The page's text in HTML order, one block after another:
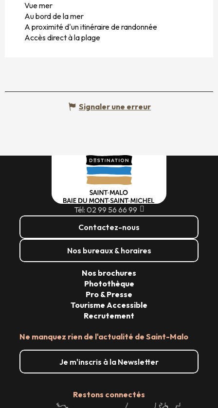
Vue mer
Au bord de la mer
A proximité d'un itinéraire de randonnée
Accès direct à la plage
Signaler une erreur
Tél: 02 99 56 66 99
Contactez-nous
Nos bureaux & horaires
Ne manquez rien de l'actualité de Saint-Malo
Je m'inscris à la Newsletter
Restons connectés
Nos brochures
Photothèque
Pro & Presse
Tourisme Accessible
Recrutement